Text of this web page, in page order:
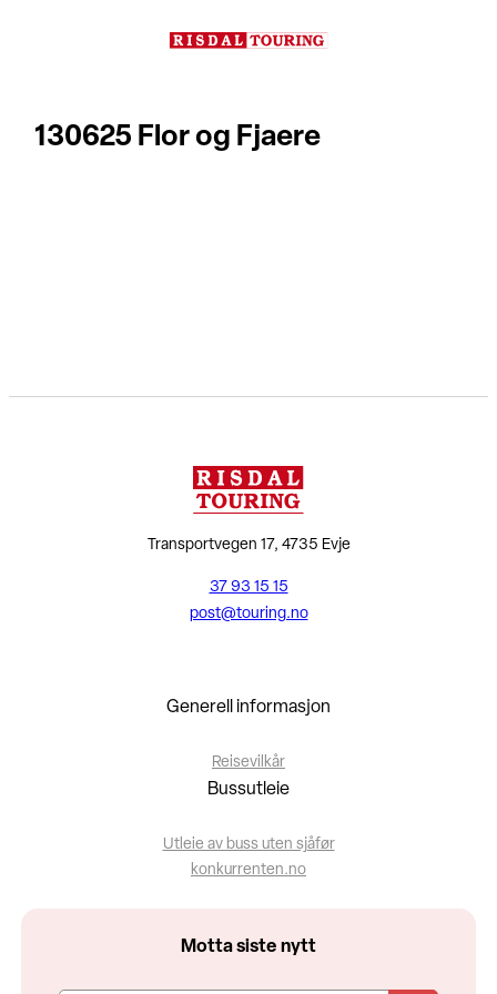
130625 Flor og Fjaere
Transportvegen 17, 4735 Evje
37 93 15 15
post@touring.no
Generell informasjon
Reisevilkår
Bussutleie
Utleie av buss uten sjåfør
konkurrenten.no
Motta siste nytt